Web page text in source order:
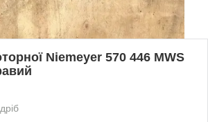
Niemeyer 570 446 MWS